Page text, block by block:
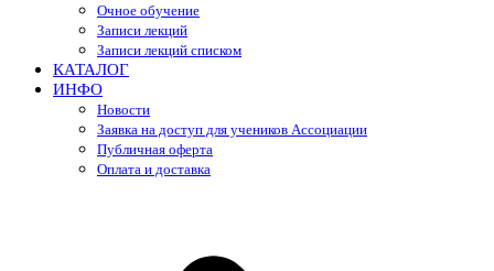
Очное обучение
Записи лекций
Записи лекций списком
КАТАЛОГ
ИНФО
Новости
Заявка на доступ для учеников Ассоциации
Публичная оферта
Оплата и доставка